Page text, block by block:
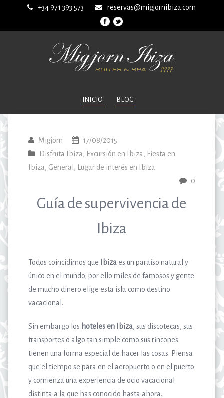
+34 971 393 573 reservas@migjornibiza.com
INICIO BLOG
Migjorn
17/08/2015
Disfruta Ibiza , Excursión en Ibiza , Fiesta en
Ibiza , General ,
Lugar de interés en Ibiza
0
Guía de supervivencia de
Ibiza
Todos coincidimos que Ibiza es un paraíso natural y
único en el mundo; por ello miles de famosos y gente
de mucho dinero elige esta isla como destino
vacacional.
Sin embargo los hoteles en Ibiza, sus discotecas, sus
transportes o algo tan simple como sus rincones
tienen una forma especial de hacer las cosas. Piensa
que el tiempo se para en el aeropuerto o en el puerto
y comienza una experiencia de ocio vacacional
distinta a la que has conocido hasta ahora.